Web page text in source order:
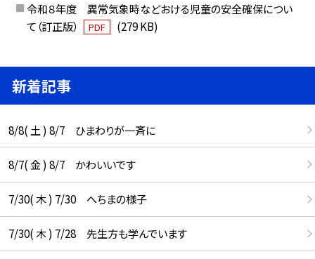
令和８年度 異常気象時などおける児童の安全確保につい
て（訂正版）
PDF (279 KB)
新着記事
8/8( 土 ) 8/7 ひまわりが一斉に
8/7( 金 ) 8/7 かわいいです
7/30( 木 ) 7/30 へちまの様子
7/30( 木 ) 7/28 先生方も学んでいます